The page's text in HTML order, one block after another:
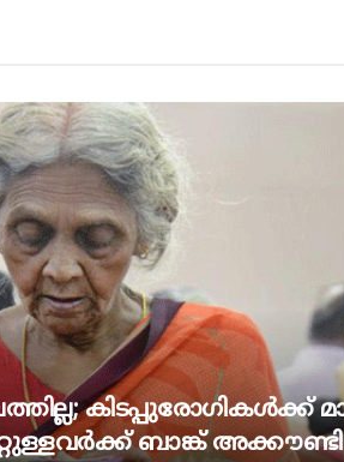
കിടപ്പുരോഗികൾക്ക്
ബാങ്ക്